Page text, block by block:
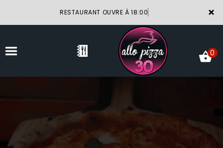
×
RESTAURANT OUVRE À 18:00
LA CARTE
0